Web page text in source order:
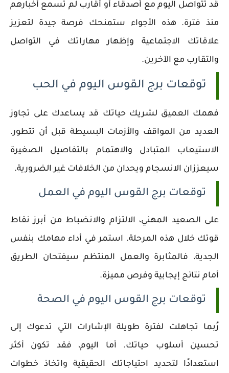
قد تتواصل اليوم مع أصدقاء أو أقارب لم تسمع أخبارهم
منذ فترة. هذه الأجواء ستمنحك فرصة جيدة لتعزيز
علاقاتك الاجتماعية وإظهار مهاراتك في التواصل
والتقارب مع الآخرين.
توقعات برج القوس اليوم في الحب
فهمك العميق لشريك حياتك قد يساعدك على تجاوز
العديد من المواقف والأزمات البسيطة قبل أن تتطور.
الاستيعاب المتبادل والاهتمام بالتفاصيل الصغيرة
سيعززان الانسجام ويحدان من الخلافات غير الضرورية.
توقعات برج القوس اليوم في العمل
على الصعيد المهني، الالتزام والانضباط من أبرز نقاط
قوتك خلال هذه المرحلة. استمر في أداء مهامك بنفس
الجدية، فالمثابرة والعمل المنتظم سيفتحان الطريق
أمام نتائج إيجابية وفرص مميزة.
توقعات برج القوس اليوم في الصحة
رُبما تجاهلت لفترة طويلة الإشارات التي تدعوك إلى
تحسين أسلوب حياتك. أما اليوم، فقد تكون أكثر
استعدادًا لتحديد احتياجاتك الحقيقية واتخاذ خطوات